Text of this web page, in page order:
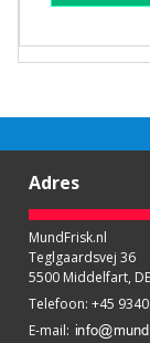
Adres
MundFrisk.nl
Teglgaardsvej 36
5500 Middelfart,
Telefoon: +45
E-mail: